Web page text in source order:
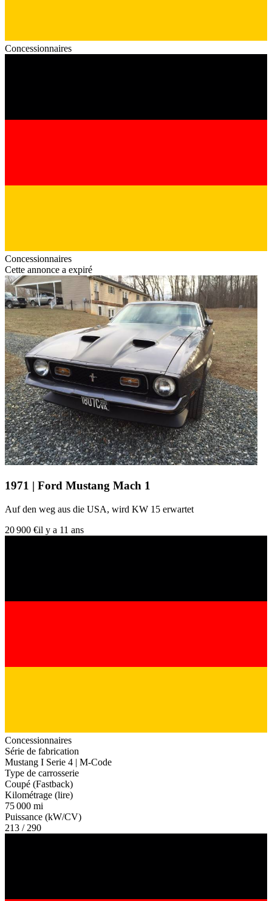
Concessionnaires
Concessionnaires
Cette annonce a expiré
1971 | Ford Mustang Mach 1
Auf den weg aus die USA, wird KW 15 erwartet
20 900 €il y a 11 ans
Concessionnaires
Série de fabrication
Mustang I Serie 4 | M-Code
Type de carrosserie
Coupé (Fastback)
Kilométrage (lire)
75 000 mi
Puissance (kW/CV)
213 / 290